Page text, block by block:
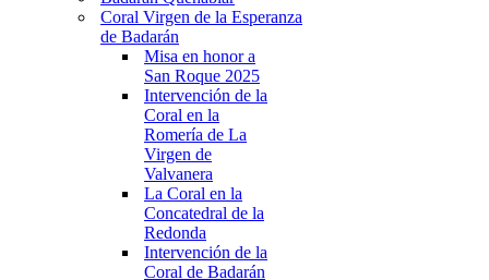
Coral Virgen de la Esperanza
de Badarán
Misa en honor a
San Roque 2025
Intervención de la
Coral en la
Romería de La
Virgen de
Valvanera
La Coral en la
Concatedral de la
Redonda
Intervención de la
Coral de Badarán